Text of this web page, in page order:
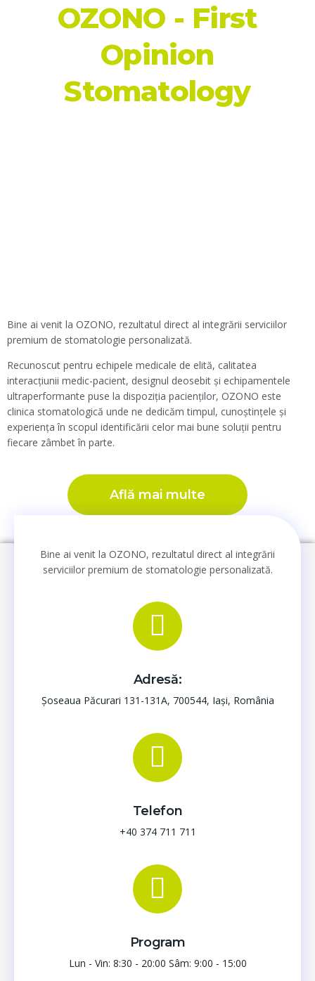
OZONO - First
Opinion
Stomatology
Bine ai venit la OZONO, rezultatul direct al integrării serviciilor
premium de stomatologie personalizată.
Recunoscut pentru echipele medicale de elită, calitatea
interacțiunii medic-pacient, designul deosebit și echipamentele
ultraperformante puse la dispoziția pacienților, OZONO este
clinica stomatologică unde ne dedicăm timpul, cunoștințele și
experiența în scopul identificării celor mai bune soluții pentru
fiecare zâmbet în parte.
Află mai multe
Bine ai venit la OZONO, rezultatul direct al integrării
serviciilor premium de stomatologie personalizată.
Adresă:
Șoseaua Păcurari 131-131A, 700544, Iași, România
Telefon
+40 374 711 711
Program
Lun - Vin: 8:30 - 20:00 Sâm: 9:00 - 15:00